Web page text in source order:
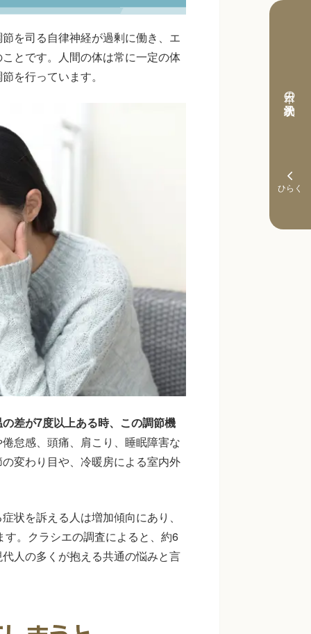
本日の予約状況
を司る自律神経が過剰に働き、エ
とです。人間の体は常に一定の体
を行っています。
差が7度以上ある時、この調節機
怠感、頭痛、肩こり、睡眠障害な
変わり目や、冷暖房による室内外
状を訴える人は増加傾向にあり、
。クラシエの調査によると、約6
人の多くが抱える共通の悩みと言